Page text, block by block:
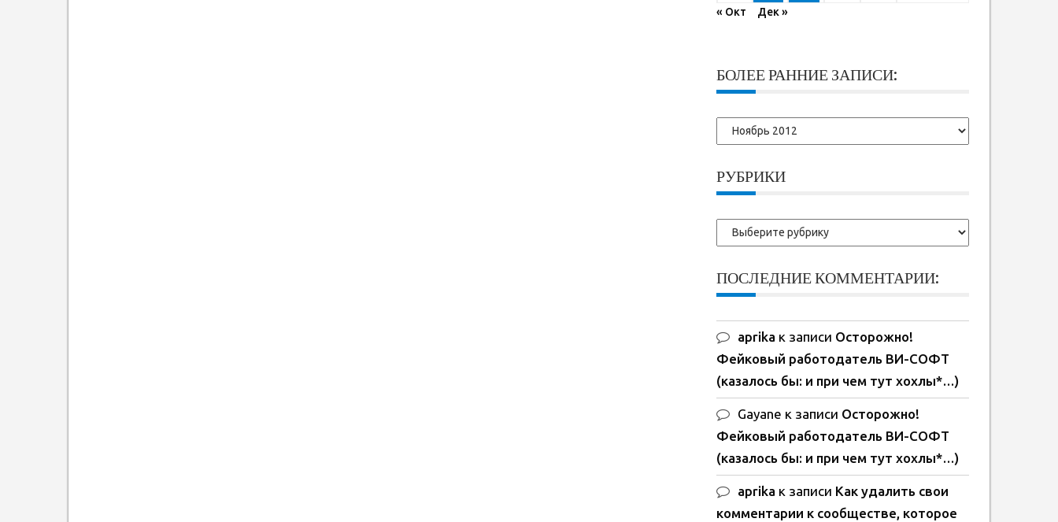
« Окт
Дек »
БОЛЕЕ РАННИЕ ЗАПИСИ:
Более
ранние
РУБРИКИ
Рубрики
ПОСЛЕДНИЕ КОММЕНТАРИИ:
aprikaк записи Осторожно!
Фейковый работодатель ВИ-СОФТ
(казалось бы: и при чем тут хохлы*…)
Gayane к записи Осторожно!
Фейковый работодатель ВИ-СОФТ
(казалось бы: и при чем тут хохлы*…)
aprikaк записи Как удалить свои
комментарии к сообществе, которое